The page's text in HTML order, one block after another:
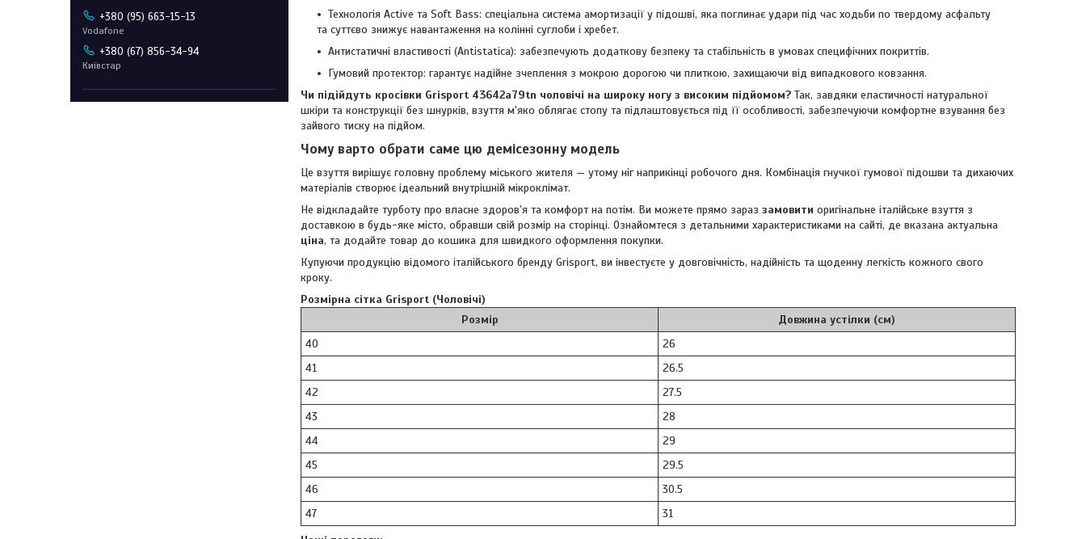
Технологія Active та Soft Bass: спеціальна система амортизації у підошві, яка поглинає удари під час ходьби по твердому асфальту
та суттєво знижує навантаження на колінні суглоби і хребет.
Антистатичні властивості (Antistatica): забезпечують додаткову безпеку та стабільність в умовах специфічних покриттів.
Гумовий протектор: гарантує надійне зчеплення з мокрою дорогою чи плиткою, захищаючи від випадкового ковзання.
Чи підійдуть кросівки Grisport 43642a79tn чоловічі на широку ногу з високим підйомом? Так, завдяки еластичності натуральної
шкіри та конструкції без шнурків, взуття м'яко облягає стопу та підлаштовується під її особливості, забезпечуючи комфортне взування без
зайвого тиску на підйом.
Чому варто обрати саме цю демісезонну модель
Це взуття вирішує головну проблему міського жителя — утому ніг наприкінці робочого дня. Комбінація гнучкої гумової підошви та дихаючих
матеріалів створює ідеальний внутрішній мікроклімат.
Не відкладайте турботу про власне здоров'я та комфорт на потім. Ви можете прямо зараз замовити оригінальне італійське взуття з
доставкою в будь-яке місто, обравши свій розмір на сторінці. Ознайомтеся з детальними характеристиками на сайті, де вказана актуальна
ціна, та додайте товар до кошика для швидкого оформлення покупки.
Купуючи продукцію відомого італійського бренду Grisport, ви інвестуєте у довговічність, надійність та щоденну легкість кожного свого
кроку.
Розмірна сітка Grisport (Чоловічі)
Розмір
Довжина устілки (см)
40
26
41
26.5
42
27.5
43
28
44
29
45
29.5
46
30.5
47
31
+380 (95) 663-15-13
Vodafone
+380 (67) 856-34-94
Київстар